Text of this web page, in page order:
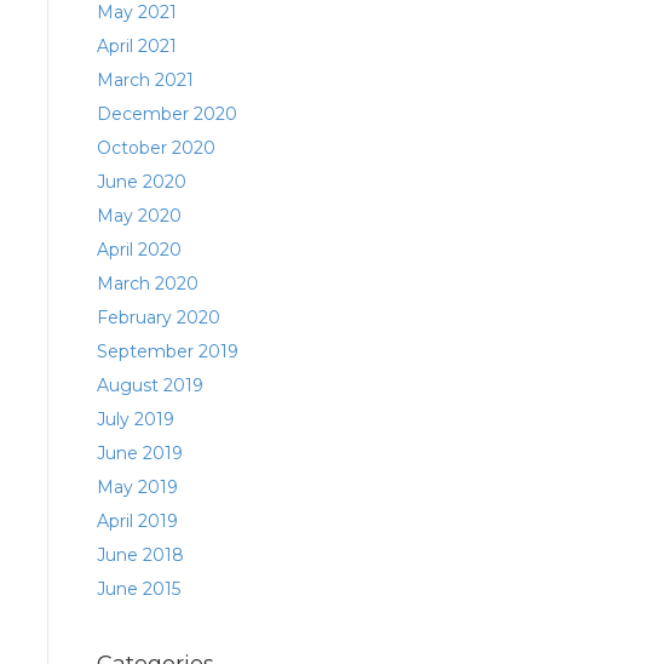
May 2021
April 2021
March 2021
December 2020
October 2020
June 2020
May 2020
April 2020
March 2020
February 2020
September 2019
August 2019
July 2019
June 2019
May 2019
April 2019
June 2018
June 2015